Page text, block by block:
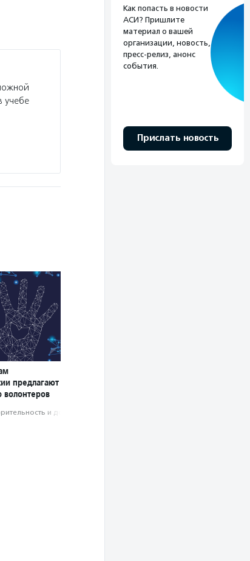
учебе
предлагают
волонтеров
и доброволь­чест­во
Как попасть в новости
АСИ? Пришлите
материал о вашей
организации, новость,
пресс-релиз, анонс
события.
Прислать новость